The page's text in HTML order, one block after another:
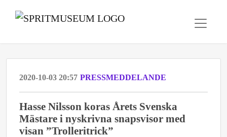
2020-10-03 20:57 PRESSMEDDELANDE
Hasse Nilsson koras Årets Svenska
Mästare i nyskrivna snapsvisor med
visan ”Trolleritrick”